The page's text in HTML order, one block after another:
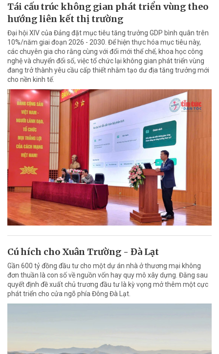
Tái cấu trúc không gian phát triển vùng theo
hướng liên kết thị trường
Đại hội XIV của Đảng đặt mục tiêu tăng trưởng GDP bình quân trên
10%/năm giai đoạn 2026 - 2030. Để hiện thực hóa mục tiêu này,
các chuyên gia cho rằng cùng với đổi mới thể chế, khoa học công
nghệ và chuyển đổi số, việc tổ chức lại không gian phát triển vùng
đang trở thành yêu cầu cấp thiết nhằm tạo dư địa tăng trưởng mới
cho nền kinh tế.
Cú hích cho Xuân Trường - Đà Lạt
Gần 600 tỷ đồng đầu tư cho một dự án nhà ở thương mại không
đơn thuần là con số về nguồn vốn hay quy mô xây dựng. Đằng sau
quyết định đề xuất chủ trương đầu tư là kỳ vọng mở thêm một cực
phát triển cho cửa ngõ phía Đông Đà Lạt.